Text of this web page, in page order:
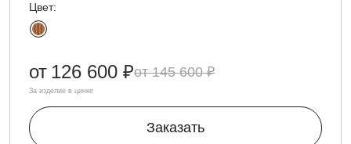
Цвет:
145 600 ₽
от 126 600 ₽
За изделие в цинке
Заказать